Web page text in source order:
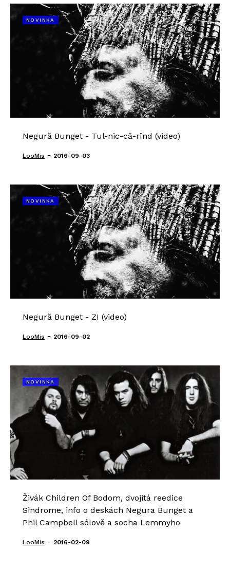
NOVINKA
Negură Bunget - Tul-nic-că-rînd (video)
LooMis - 2016-09-03
NOVINKA
Negură Bunget - ZI (video)
LooMis - 2016-09-02
NOVINKA
Živák Children Of Bodom, dvojitá reedice
Sindrome, info o deskách Negura Bunget a
Phil Campbell sólově a socha Lemmyho
LooMis - 2016-02-09